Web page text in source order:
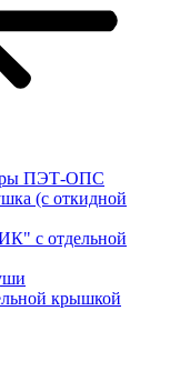
ПЭТ-ОПС
(с откидной
с отдельной
крышкой